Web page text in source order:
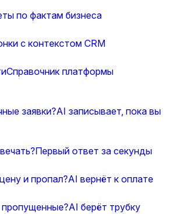
по фактам бизнеса
с контекстом CRM
Справочник платформы
заявки?AI записывает, пока вы
Первый ответ за секунды
и пропал?AI вернёт к оплате
AI берёт трубку